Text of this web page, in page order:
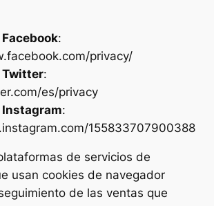
:
privacy/
Twitter:
es/privacy
Instagram:
155833707900388
de servicios de
usan cookies de navegador
de las ventas que